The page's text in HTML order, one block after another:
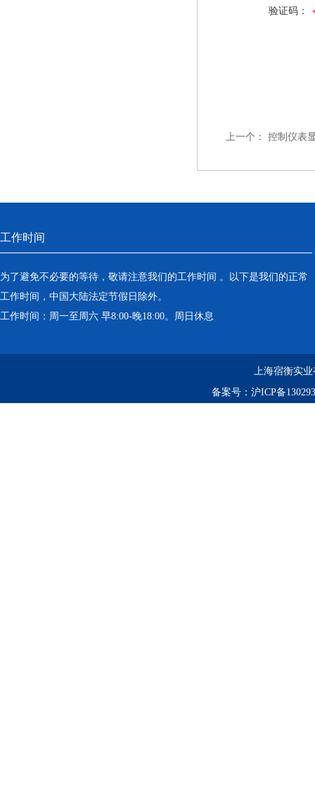
验证码：
上一个： 控制仪表
工作时间
为了避免不必要的等待，敬请注意我们的工作时间 。以下是我们的正常
工作时间，中国大陆法定节假日除外。
工作时间：周一至周六 早8:00-晚18:00。周日休息
上海宿衡实
备案号： 沪ICP备